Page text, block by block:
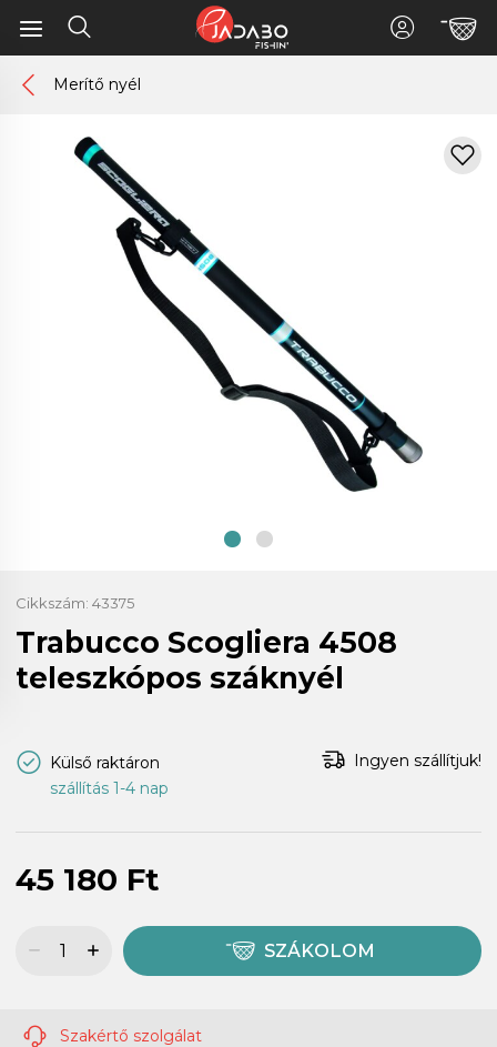
Merítő nyél
Cikkszám: 43375
Trabucco Scogliera 4508
teleszkópos száknyél
Külső raktáron
szállítás 1-4 nap
Ingyen szállítjuk!
45 180 Ft
SZÁKOLOM
Szakértő szolgálat